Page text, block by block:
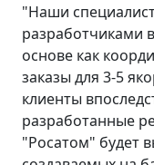
"Наши
разработчиками
основе как
заказы для 3-5
клиенты
разработанные
"Росатом" будет